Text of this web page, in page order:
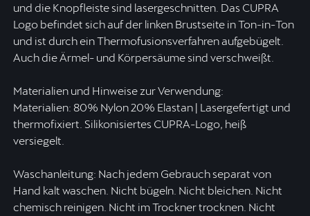
und die Knopfleiste sind lasergeschnitten. Das CUPRA
Logo befindet sich auf der linken Brustseite in Ton-in-Ton
und ist durch ein Thermofusionsverfahren aufgebügelt.
Auch die Ärmel- und Körpersäume sind verschweißt.
Materialien und Hinweise zur Verwendung:
Materialien: 80% Nylon 20% Elastan | Lasergefertigt und
thermofixiert. Silikonisiertes CUPRA-Logo, heiß
versiegelt.
Waschanleitung: Nach jedem Gebrauch separat von
Hand kalt waschen. Nicht bügeln. Nicht bleichen. Nicht
chemisch reinigen. Nicht im Trockner trocknen. Nicht